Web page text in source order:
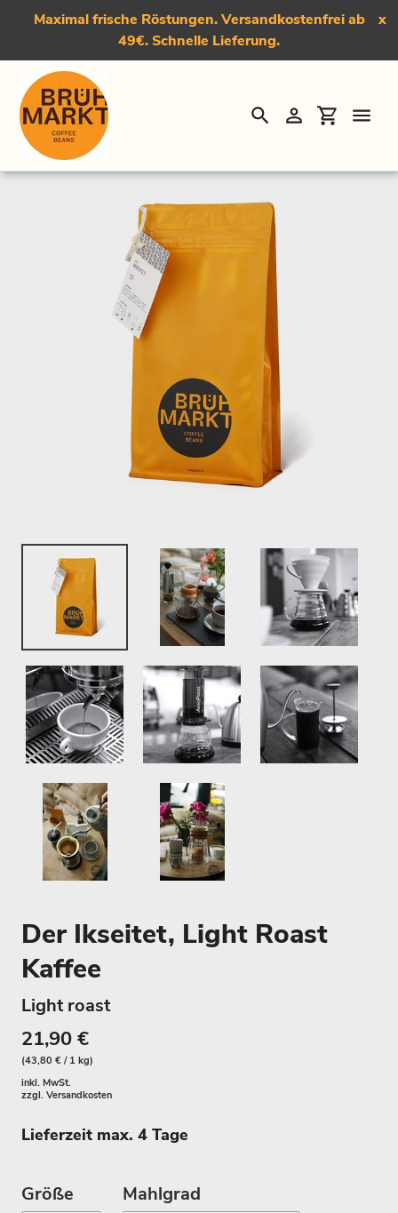
Direkt
Maximal frische Röstungen. Versandkostenfrei ab
49€. Schnelle Lieferung.
x
SuchenEinloggen
Startseite › Der Ikseitet, Light Roast Kaffee
Der Ikseitet, Light Roast
Kaffee
Light roast
21,90 €
(43,80 € / 1 kg)
inkl. MwSt.
zzgl. Versandkosten
Lieferzeit max. 4 Tage
Größe Mahlgrad